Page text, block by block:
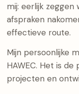
mij: eerlijk
afspraken
effectieve route.
Mijn persoonlijke
HAWEC. Het is de
projecten en